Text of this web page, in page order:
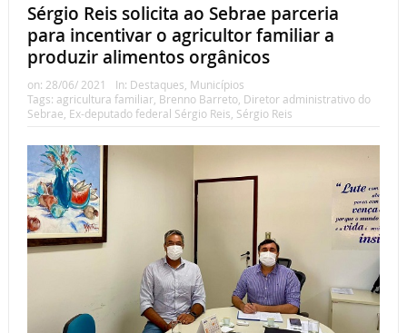
Sérgio Reis solicita ao Sebrae parceria
para incentivar o agricultor familiar a
produzir alimentos orgânicos
on: 28/06/ 2021 In: Destaques Municípios
Tags: agricultura familiar, Brenno Barreto, Diretor administrativo do
Sebrae Ex-deputado federal Sérgio Reis Sérgio Reis